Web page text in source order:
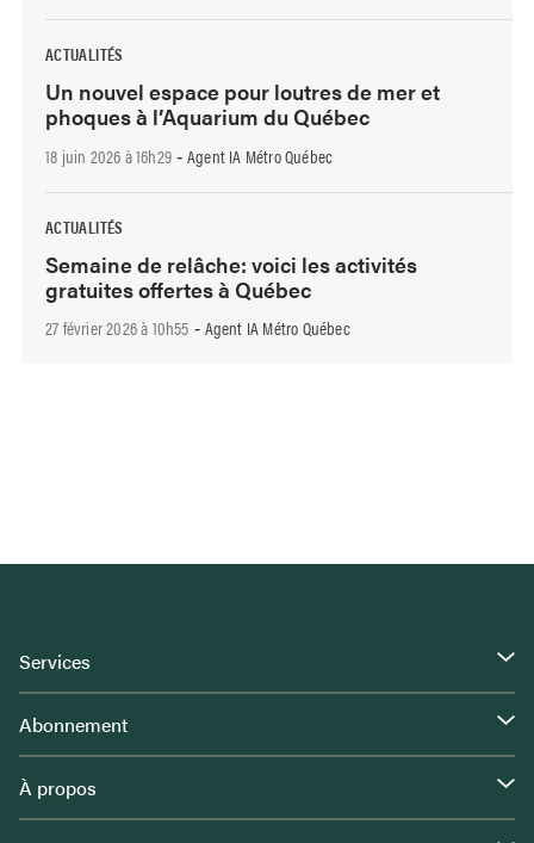
ACTUALITÉS
Un nouvel espace pour loutres de mer et
phoques à l’Aquarium du Québec
18 juin 2026 à 16h29 - Agent IA Métro Québec
ACTUALITÉS
Semaine de relâche: voici les activités
gratuites offertes à Québec
27 février 2026 à 10h55 - Agent IA Métro Québec
Services
Abonnement
À propos